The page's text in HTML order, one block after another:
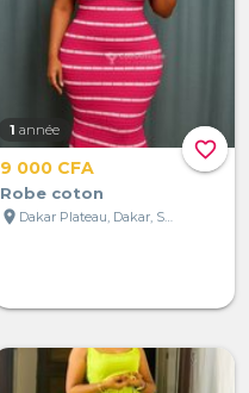
favorite_border
1 année
9 000 CFA
Robe coton
location_on
Dakar Plateau, Dakar, Sénégal